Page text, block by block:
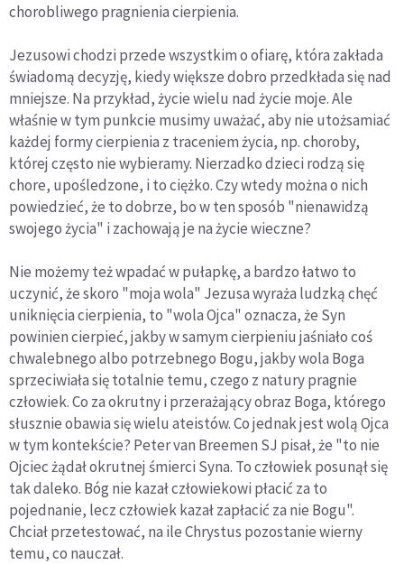
chorobliwego pragnienia cierpienia.
Jezusowi chodzi przede wszystkim o ofiarę, która zakłada
świadomą decyzję, kiedy większe dobro przedkłada się nad
mniejsze. Na przykład, życie wielu nad życie moje. Ale
właśnie w tym punkcie musimy uważać, aby nie utożsamiać
każdej formy cierpienia z traceniem życia, np. choroby,
której często nie wybieramy. Nierzadko dzieci rodzą się
chore, upośledzone, i to ciężko. Czy wtedy można o nich
powiedzieć, że to dobrze, bo w ten sposób "nienawidzą
swojego życia" i zachowają je na życie wieczne?
Nie możemy też wpadać w pułapkę, a bardzo łatwo to
uczynić, że skoro "moja wola" Jezusa wyraża ludzką chęć
uniknięcia cierpienia, to "wola Ojca" oznacza, że Syn
powinien cierpieć, jakby w samym cierpieniu jaśniało coś
chwalebnego albo potrzebnego Bogu, jakby wola Boga
sprzeciwiała się totalnie temu, czego z natury pragnie
człowiek. Co za okrutny i przerażający obraz Boga, którego
słusznie obawia się wielu ateistów. Co jednak jest wolą Ojca
w tym kontekście? Peter van Breemen SJ pisał, że "to nie
Ojciec żądał okrutnej śmierci Syna. To człowiek posunął się
tak daleko. Bóg nie kazał człowiekowi płacić za to
pojednanie, lecz człowiek kazał zapłacić za nie Bogu".
Chciał przetestować, na ile Chrystus pozostanie wierny
temu, co nauczał.